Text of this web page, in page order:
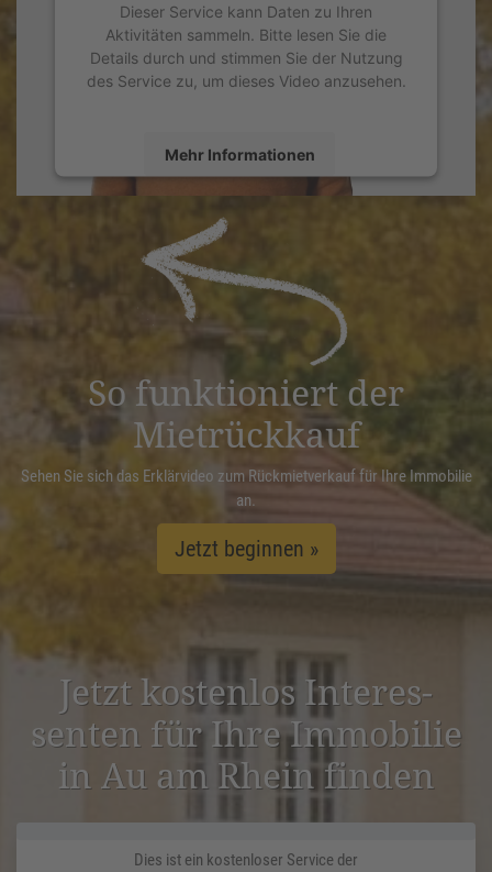
Dieser Service kann Daten zu Ihren
Aktivitäten sammeln. Bitte lesen Sie die
Details durch und stimmen Sie der Nutzung
des Service zu, um dieses Video anzusehen.
Mehr Informationen
powered by
Management Platform
So funktioniert der
Mietrückkauf
Sehen Sie sich das Erklärvideo zum Rückmietverkauf für Ihre Immobilie
an.
Jetzt beginnen »
Jetzt kostenlos Inter­es­
senten für Ihre Immobilie
in Au am Rhein finden
Dies ist ein kostenloser Service der